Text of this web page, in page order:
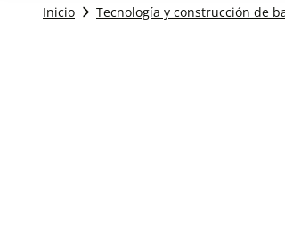
Inicio Tecnología y construcción de